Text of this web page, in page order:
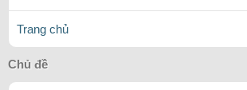
Trang chủ
Chủ đề